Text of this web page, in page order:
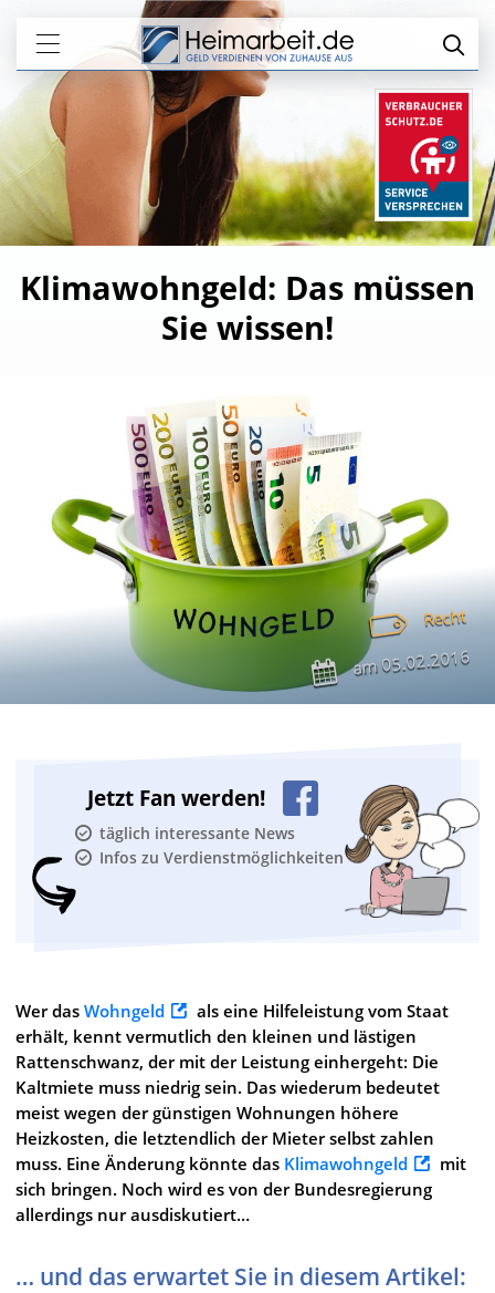
Klimawohngeld: Das müssen
Sie wissen!
Recht
am05.02.2016
Jetzt Fan werden!
täglich interessante News
Infos zu Verdienstmöglichkeiten
Wer das Wohngeld
als eine Hilfeleistung vom Staat
erhält, kennt vermutlich den kleinen und lästigen
Rattenschwanz, der mit der Leistung einhergeht: Die
Kaltmiete muss niedrig sein. Das wiederum bedeutet
meist wegen der günstigen Wohnungen höhere
Heizkosten, die letztendlich der Mieter selbst zahlen
muss. Eine Änderung könnte das Klimawohngeld
mit
sich bringen. Noch wird es von der Bundesregierung
allerdings nur ausdiskutiert…
… und das erwartet Sie in diesem Artikel: